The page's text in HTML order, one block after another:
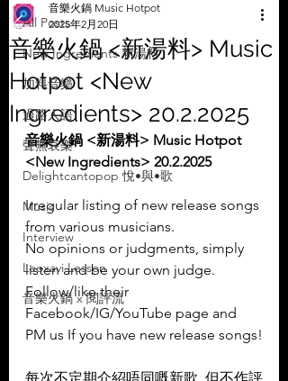
All Posts
New Ingredients 新湯料
加料音樂
過路人語
聲無哀樂
Delightcantopop 悅•與•歌
Music
Interview
Leoxavi Lesson
音樂火鍋 x 閱評流
音樂火鍋 <新湯料> Music
Hotpot <New
Ingredients> 20.2.2025
音樂火鍋 Music Hotpot
2025年2月20日
音樂火鍋 <新湯料> Music Hotpot
<New Ingredients> 20.2.2025
Irregular listing of new release songs
from various musicians.
No opinions or judgments, simply
listen and be your own judge.
Follow/like their
Facebook/IG/YouTube page and
PM us If you have new release songs!